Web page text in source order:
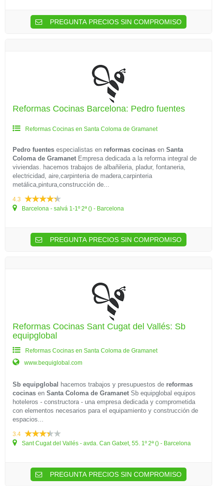
PREGUNTA PRECIOS SIN COMPROMISO
Reformas Cocinas Barcelona: Pedro fuentes
Reformas Cocinas en Santa Coloma de Gramanet
Pedro fuentes especialistas en reformas cocinas en Santa
Coloma de Gramanet Empresa dedicada a la reforma integral de
viviendas. hacemos trabajos de albañileria, pladur, fontaneria,
electricidad, aire,carpinteria de madera,carpinteria
metálica,pintura,construcción de...
4.3
Barcelona - salvá 1-1º 2ª () - Barcelona
PREGUNTA PRECIOS SIN COMPROMISO
Reformas Cocinas Sant Cugat del Vallés: Sb
equipglobal
Reformas Cocinas en Santa Coloma de Gramanet
www.bequiglobal.com
Sb equipglobal hacemos trabajos y presupuestos de reformas
cocinas en Santa Coloma de Gramanet Sb equipglobal equipos
hoteleros - constructora - una empresa dedicada y comprometida
con elementos necesarios para el equipamiento y construcción de
espacios...
3.4
Sant Cugat del Vallés - avda. Can Gatxet, 55. 1º 2ª () - Barcelona
PREGUNTA PRECIOS SIN COMPROMISO